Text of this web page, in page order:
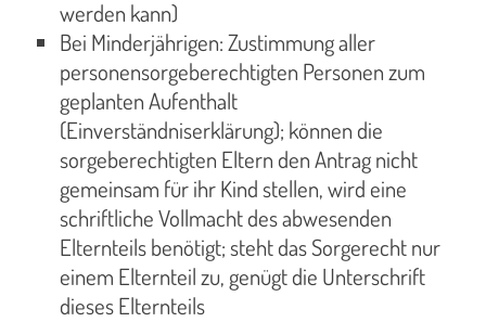
werden kann)
Bei Minderjährigen: Zustimmung aller
personensorgeberechtigten Personen zum
geplanten Aufenthalt
(Einverständniserklärung); können die
sorgeberechtigten Eltern den Antrag nicht
gemeinsam für ihr Kind stellen, wird eine
schriftliche Vollmacht des abwesenden
Elternteils benötigt; steht das Sorgerecht nur
einem Elternteil zu, genügt die Unterschrift
dieses Elternteils